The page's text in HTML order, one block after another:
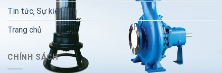
Tin tức, Sự kiện
Trang chủ
CHÍNH SÁCH